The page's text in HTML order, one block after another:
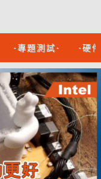
-專題測試- -硬